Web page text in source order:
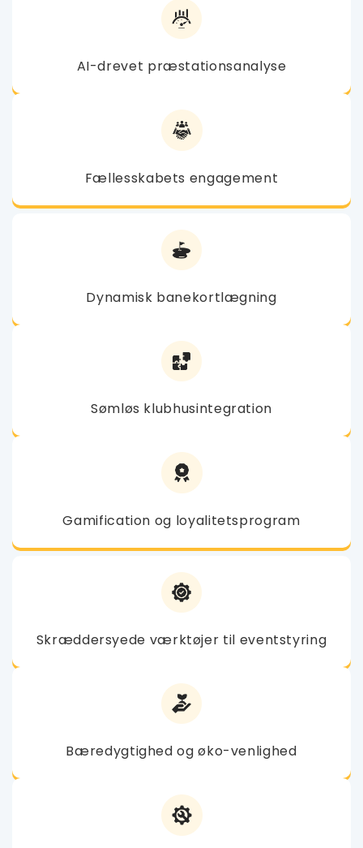
AI-drevet præstationsanalyse
Fællesskabets engagement
Dynamisk banekortlægning
Sømløs klubhusintegration
Gamification og loyalitetsprogram
Skræddersyede værktøjer til eventstyring
Bæredygtighed og øko-venlighed